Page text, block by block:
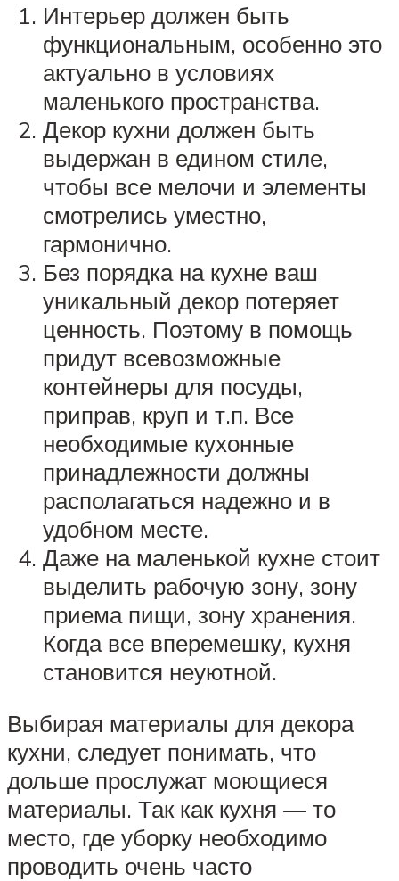
Интерьер должен быть
функциональным, особенно это
актуально в условиях
маленького пространства.
Декор кухни должен быть
выдержан в едином стиле,
чтобы все мелочи и элементы
смотрелись уместно,
гармонично.
Без порядка на кухне ваш
уникальный декор потеряет
ценность. Поэтому в помощь
придут всевозможные
контейнеры для посуды,
приправ, круп и т.п. Все
необходимые кухонные
принадлежности должны
располагаться надежно и в
удобном месте.
Даже на маленькой кухне стоит
выделить рабочую зону, зону
приема пищи, зону хранения.
Когда все вперемешку, кухня
становится неуютной.
Выбирая материалы для декора
кухни, следует понимать, что
дольше прослужат моющиеся
материалы. Так как кухня — то
место, где уборку необходимо
проводить очень часто